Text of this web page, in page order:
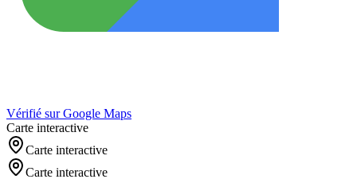
Vérifié sur Google Maps
Carte interactive
Carte interactive
Carte interactive